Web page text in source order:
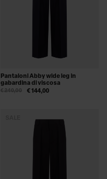
Pantaloni Abby wide leg in
gabardina di viscosa
€ 144,00
€ 240,00